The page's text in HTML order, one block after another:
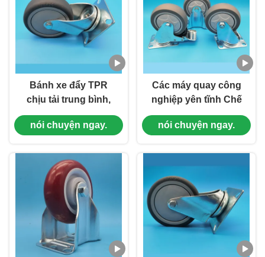
Bánh xe đẩy TPR
chịu tải trung bình,
bánh xe công nghiệp,
bánh đơn 5 inch có
sàn cho môi trường
yên tĩnh
nói chuyện ngay.
Các máy quay công
nghiệp yên tĩnh Chế
độ trung bình trục
đơn bánh TPR Các
"Điều xoay cứng có
tế
nói chuyện ngay.